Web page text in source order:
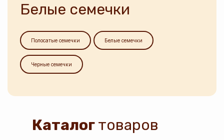
Белые семечки
Полосатые семечки Белые семечки
Черные семечки
Каталогтоваров